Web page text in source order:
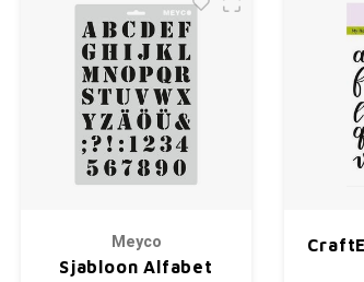
Meyco
Sjabloon Alfabet